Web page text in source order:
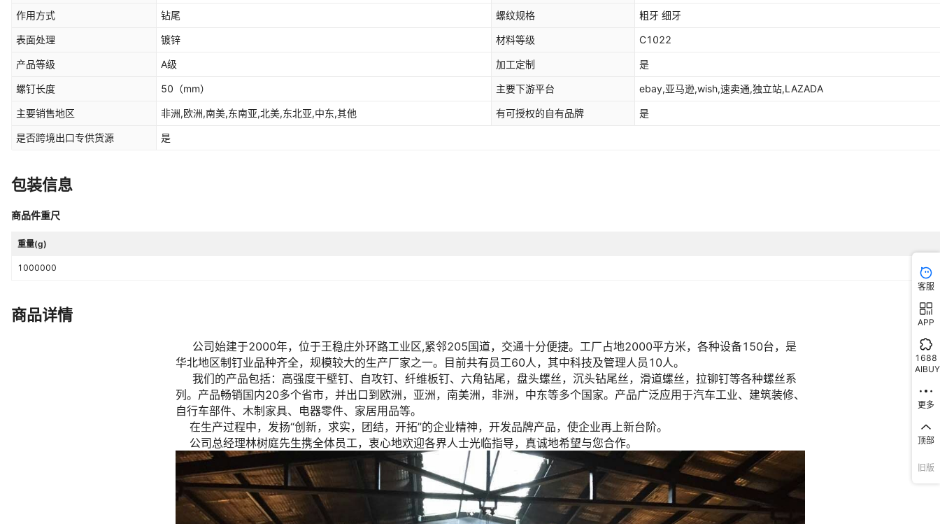
作用方式 钻尾 螺纹规格 粗牙 细牙
表面处理 镀锌 材料等级 C1022
产品等级 A级 加工定制 是
螺钉长度 50 （mm） 主要下游平台 ebay,亚马逊,wish,速卖通,独立站,LAZADA
主要销售地区 非洲,欧洲,南美,东南亚,北美,东北亚,中东,其他 有可授权的自有品牌 是
是否跨境出口专供货源 是
包装信息
商品件重尺
重量(g)
1000000
商品详情
客服
APP
1688
AIBUY
更多
顶部
旧版